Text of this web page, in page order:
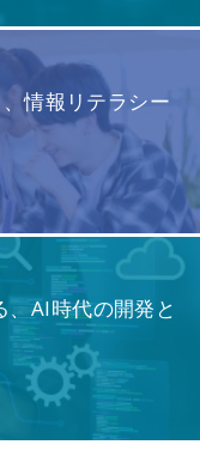
情報リテラシー
AI時代の開発と